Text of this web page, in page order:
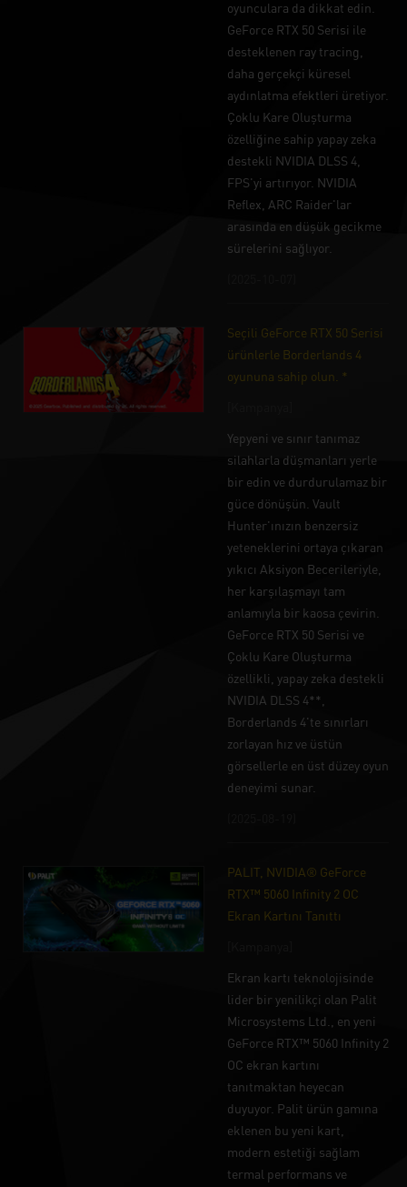
oyunculara da dikkat edin.
GeForce RTX 50 Serisi ile
desteklenen ray tracing,
daha gerçekçi küresel
aydınlatma efektleri üretiyor.
Çoklu Kare Oluşturma
özelliğine sahip yapay zeka
destekli NVIDIA DLSS 4,
FPS'yi artırıyor. NVIDIA
Reflex, ARC Raider'lar
arasında en düşük gecikme
sürelerini sağlıyor.
Seçili GeForce RTX 50 Serisi
ürünlerle Borderlands 4
oyununa sahip olun. *
Yepyeni ve sınır tanımaz
silahlarla düşmanları yerle
bir edin ve durdurulamaz bir
güce dönüşün. Vault
Hunter'ınızın benzersiz
yeteneklerini ortaya çıkaran
yıkıcı Aksiyon Becerileriyle,
her karşılaşmayı tam
anlamıyla bir kaosa çevirin.
GeForce RTX 50 Serisi ve
Çoklu Kare Oluşturma
özellikli, yapay zeka destekli
NVIDIA DLSS 4**,
Borderlands 4'te sınırları
zorlayan hız ve üstün
görsellerle en üst düzey oyun
deneyimi sunar.
PALIT, NVIDIA® GeForce
RTX™ 5060 Infinity 2 OC
Ekran Kartını Tanıttı
Ekran kartı teknolojisinde
lider bir yenilikçi olan Palit
Microsystems Ltd., en yeni
GeForce RTX™ 5060 Infinity 2
OC ekran kartını
tanıtmaktan heyecan
duyuyor. Palit ürün gamına
eklenen bu yeni kart,
modern estetiği sağlam
termal performans ve